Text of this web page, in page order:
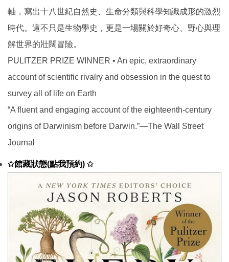
軸，寫出十八世紀自然史、生命分類與科學知識成形的激烈
時代。這不只是生物學史，更是一場關於好奇心、野心與理
解世界的壯闊冒險。
PULITZER PRIZE WINNER • An epic, extraordinary
account of scientific rivalry and obsession in the quest to
survey all of life on Earth
“A fluent and engaging account of the eighteenth-century
origins of Darwinism before Darwin.”—The Wall Street
Journal
✩館藏狀態(點我預約) ✩